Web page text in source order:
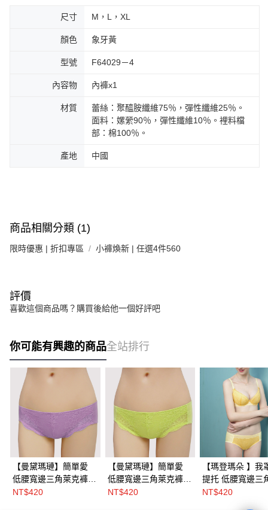
尺寸 M，L，XL
顏色 象牙黃
型號 F64029－4
內容物 內褲x1
材質
蕾絲：聚醯胺纖維75％，彈性纖維25％。
面料：嫘縈90％，彈性纖維10％。裡料檔
部：棉100％。
產地 中國
商品相關分類 (1)
限時優惠 | 折扣專區 小褲煥新 | 任選4件560
評價
喜歡這個商品嗎？購買後給他一個好評吧
你可能有興趣的商品全站排行
【曼黛瑪璉】簡單愛
低腰寬邊三角萊克褲
M.L(迷蝶紫)
NT$420
【曼黛瑪璉】簡單愛
低腰寬邊三角萊克褲
M.L(水草綠)
NT$420
【瑪登瑪朵 】我
提托 低腰寬邊三角萊
克褲(釉彩黃)
NT$420